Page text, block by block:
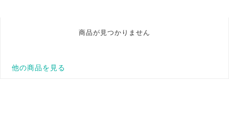
商品が見つかりません
他の商品を見る